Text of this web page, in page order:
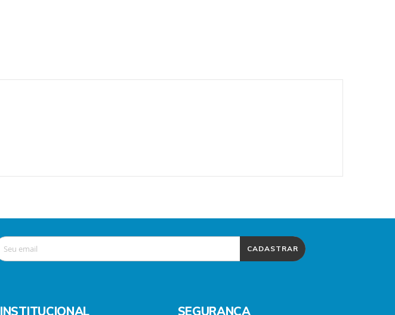
CADASTRAR
INSTITUCIONAL SEGURANÇA